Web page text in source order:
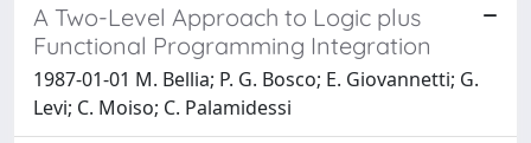
A Two-Level Approach to Logic plus
Functional Programming Integration
1987-01-01 M. Bellia; P. G. Bosco; E. Giovannetti; G.
Levi; C. Moiso; C. Palamidessi